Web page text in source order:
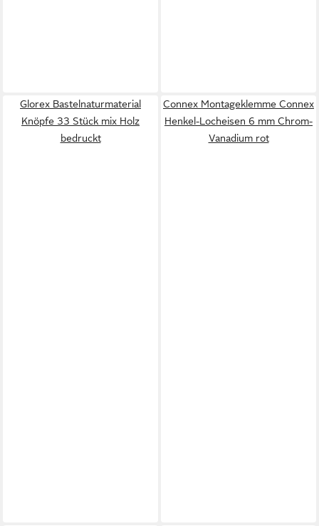
Glorex Bastelnaturmaterial
Knöpfe 33 Stück mix Holz
bedruckt
Connex Montageklemme Connex
Henkel-Locheisen 6 mm Chrom-
Vanadium rot